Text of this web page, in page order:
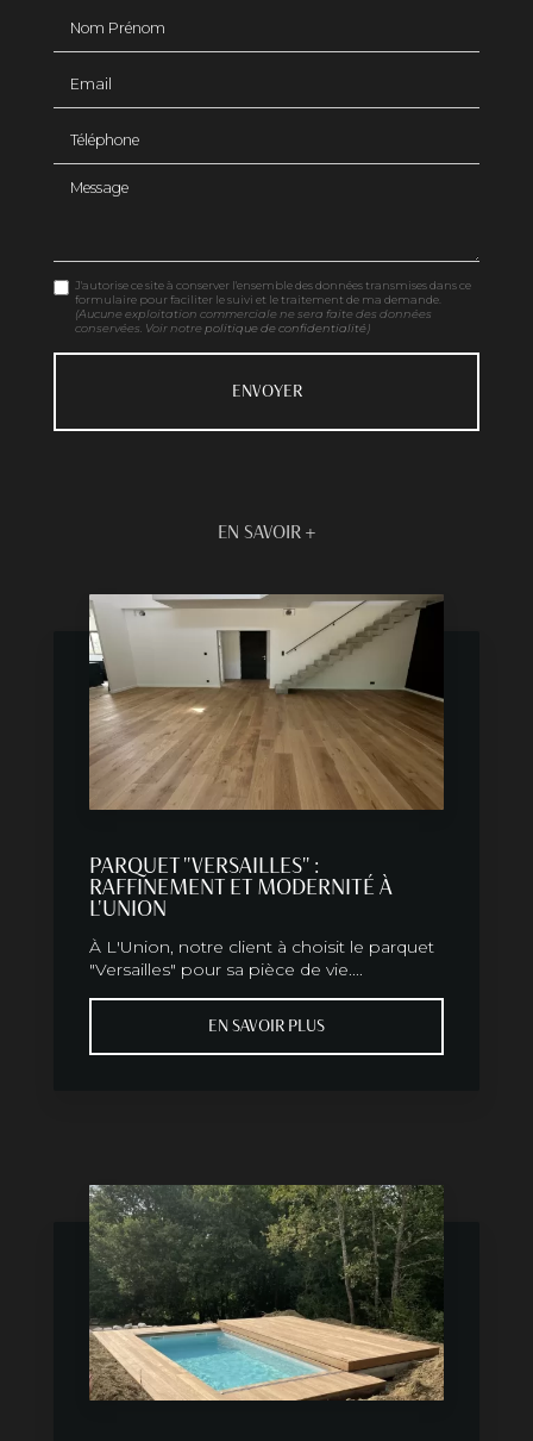
Message
J'autorise ce site à conserver l'ensemble des données transmises dans ce
formulaire pour faciliter le suivi et le traitement de ma demande.
(Aucune exploitation commerciale ne sera faite des données
conservées. Voir notre politique de confidentialité)
EN SAVOIR +
PARQUET "VERSAILLES" :
RAFFINEMENT ET MODERNITÉ À
L'UNION
À L'Union, notre client à choisit le parquet
"Versailles" pour sa pièce de vie....
EN SAVOIR PLUS